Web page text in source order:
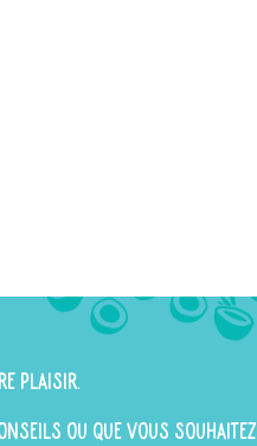
plaisir.
ou que vous souhaitez